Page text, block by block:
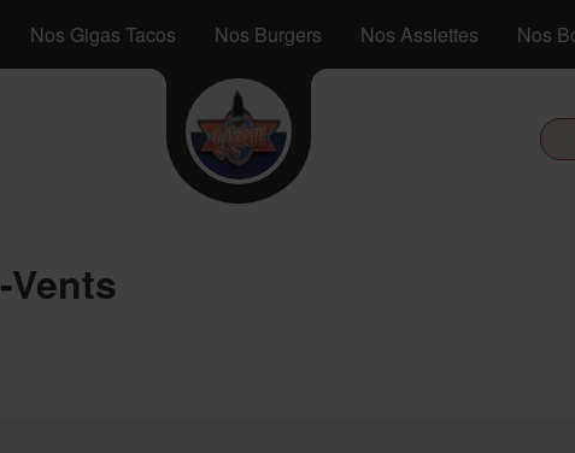
Nos Gigas Tacos Nos Burgers Nos Assiettes Nos